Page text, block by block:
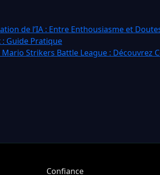
de l’IA : Entre Enthousiasme et
: Guide Pratique
Strikers Battle League : Découvrez
Confiance